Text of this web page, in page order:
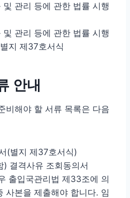
및 관리 등에 관한 법률 시행
및 관리 등에 관한 법률 시행
지 제37호서식
안내
비해야 할 서류 목록은 다음
(별지 제37호서식)
) 결격사유 조회동의서
출입국관리법 제33조에 의
사본을 제출해야 합니다. 임